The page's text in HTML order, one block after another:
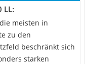
LL:
meisten in
zu den
beschränkt sich
starken